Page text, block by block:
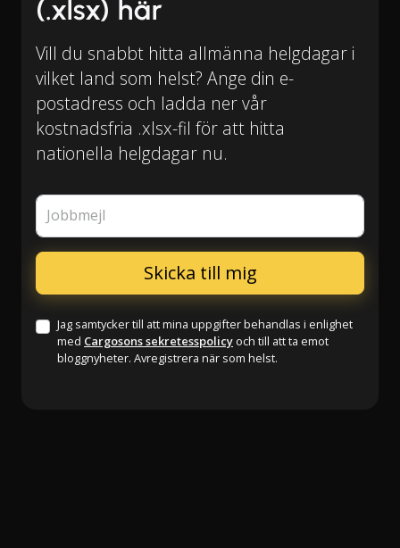
(.xlsx) här
Vill du snabbt hitta allmänna helgdagar i
vilket land som helst? Ange din e-
postadress och ladda ner vår
kostnadsfria .xlsx-fil för att hitta
nationella helgdagar nu.
Jobbmejl
Jag samtycker till att mina uppgifter behandlas i enlighet
med Cargosons sekretesspolicy och till att ta emot
bloggnyheter. Avregistrera när som helst.